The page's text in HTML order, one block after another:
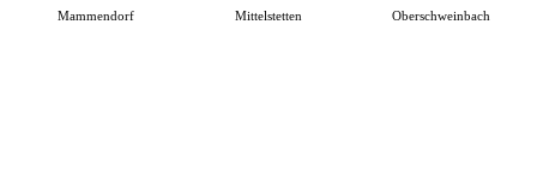
Mammendorf Mittelstetten Oberschweinbach